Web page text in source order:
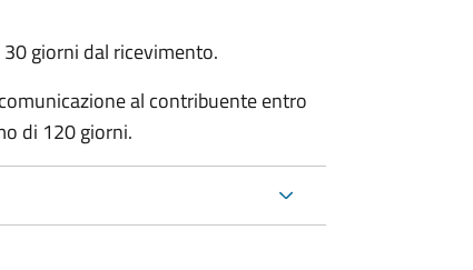
giorni dal ricevimento.
al contribuente entro
di 120 giorni.